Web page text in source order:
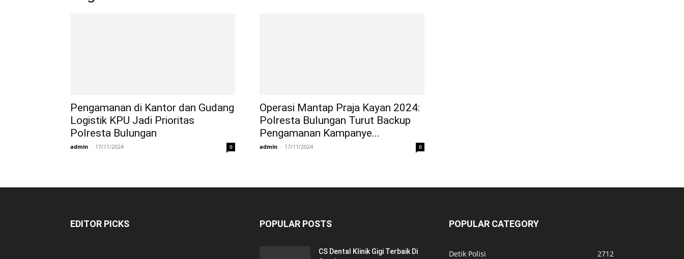
Pengamanan di Kantor dan Gudang
Logistik KPU Jadi Prioritas
Polresta Bulungan
admin - 17/11/2024 0
Operasi Mantap Praja Kayan 2024:
Polresta Bulungan Turut Backup
Pengamanan Kampanye...
admin - 17/11/2024 0
EDITOR PICKS POPULAR POSTS
CS Dental Klinik Gigi Terbaik Di
POPULAR CATEGORY
Detik Polisi 2712